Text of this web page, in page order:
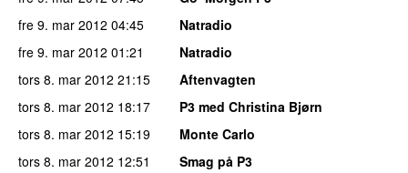
fre 9. mar 2012 04:45
Natradio
fre 9. mar 2012 01:21
Natradio
tors 8. mar 2012 21:15
Aftenvagten
tors 8. mar 2012 18:17
P3 med Christina Bjørn
tors 8. mar 2012 15:19
Monte Carlo
tors 8. mar 2012 12:51
Smag på P3